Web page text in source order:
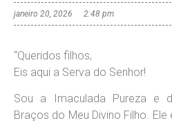
janeiro 20, 2026 2:48 pm
“Queridos filhos,
Eis aqui a Serva do Senhor!
Sou a Imaculada Pureza e
Braços do Meu Divino Filho.